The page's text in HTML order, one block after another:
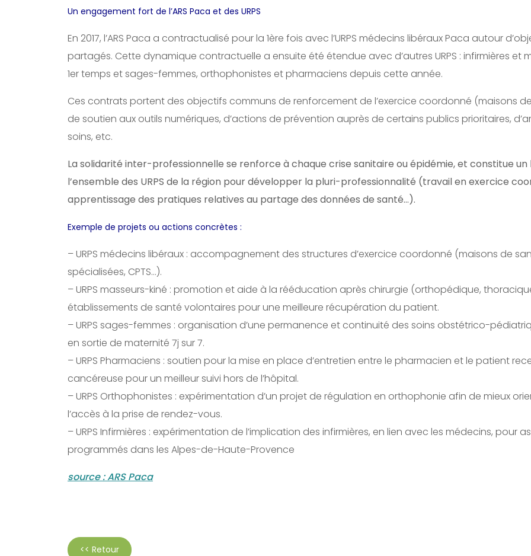
Un engagement fort de l’ARS Paca et des URPS
En 2017, l’ARS Paca a contractualisé pour la 1ère fois avec l’URPS médecins libéraux Paca autour
partagés. Cette dynamique contractuelle a ensuite été étendue avec d’autres URPS : infirmières et
1er temps et sages-femmes, orthophonistes et pharmaciens depuis cette année.
Ces contrats portent des objectifs communs de renforcement de l’exercice coordonné (maisons de
de soutien aux outils numériques, d’actions de prévention auprès de certains publics prioritaires,
soins, etc.
La solidarité inter-professionnelle se renforce à chaque crise sanitaire ou épidémie, et constitue un
l’ensemble des URPS de la région pour développer la pluri-professionnalité (travail en exercice
apprentissage des pratiques relatives au partage des données de santé…).
Exemple de projets ou actions concrètes :
– URPS médecins libéraux : accompagnement des structures d’exercice coordonné (maisons de
spécialisées, CPTS…).
– URPS masseurs-kiné : promotion et aide à la rééducation après chirurgie (orthopédique,
établissements de santé volontaires pour une meilleure récupération du patient.
– URPS sages-femmes : organisation d’une permanence et continuité des soins obstétrico-
en sortie de maternité 7j sur 7.
– URPS Pharmaciens : soutien pour la mise en place d’entretien entre le pharmacien et le patient
cancéreuse pour un meilleur suivi hors de l’hôpital.
– URPS Orthophonistes : expérimentation d’un projet de régulation en orthophonie afin de mieux
l’accès à la prise de rendez-vous.
– URPS Infirmières : expérimentation de l’implication des infirmières, en lien avec les médecins, pour
programmés dans les Alpes-de-Haute-Provence
source : ARS Paca
<< Retour